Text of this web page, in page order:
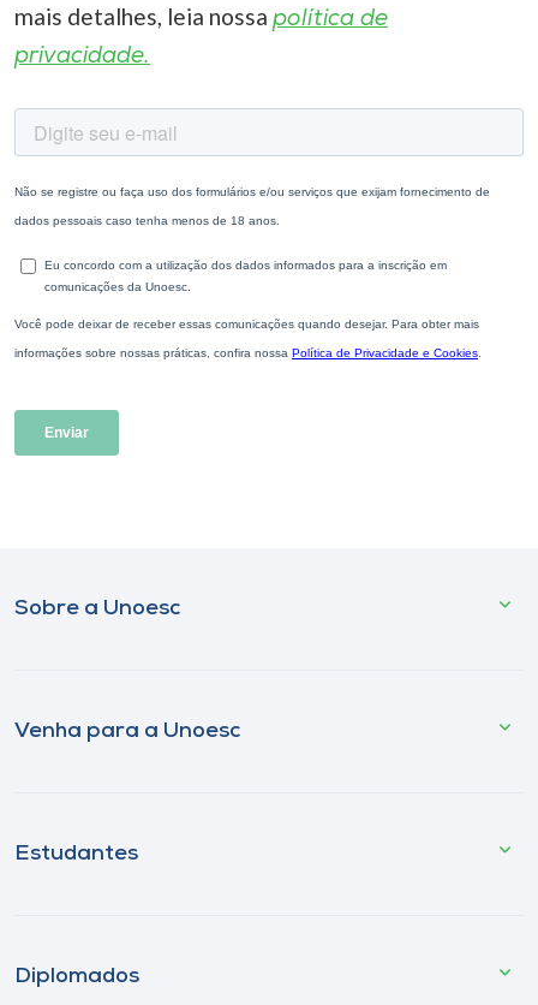
mais detalhes, leia nossa política de
privacidade.
Sobre a Unoesc
Venha para a Unoesc
Estudantes
Diplomados